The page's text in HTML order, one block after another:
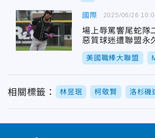
國際
場上辱罵響尾蛇
惡質球迷遭聯盟永
美國職棒大聯盟
2025/06/26
相關標籤： 林昱珉 柯敬賢 洛杉磯